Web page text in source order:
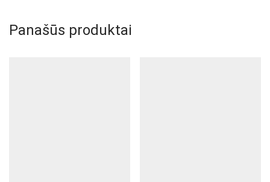
Panašūs produktai